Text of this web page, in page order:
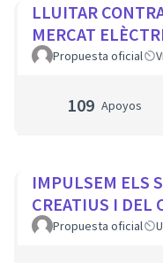
LLUITAR
MERCAT
Propuesta oficial
109 Apoyos
IMPULSEM ELS
CREATIUS I DEL
Propuesta oficial